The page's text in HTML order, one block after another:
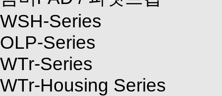
WSH-Series
OLP-Series
WTr-Series
WTr-Housing Series